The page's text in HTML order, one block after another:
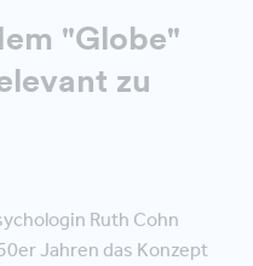
"Globe"
zu
Ruth Cohn
Jahren das Konzept